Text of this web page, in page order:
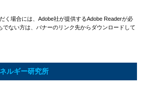
く場合には、Adobe社が提供するAdobe Readerが必
でない方は、バナーのリンク先からダウンロードして
ルギー研究所